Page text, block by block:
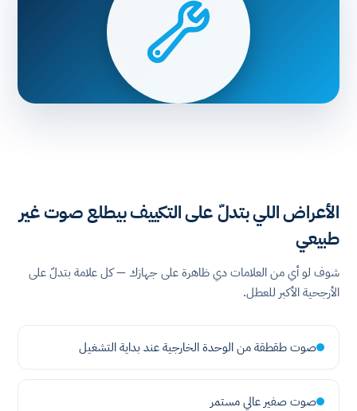
الأعراض اللي بتدلّ على التكييف بيطلع صوت غير
طبيعي
شوف لو أي من العلامات دي ظاهرة على جهازك — كل علامة بتدلّ على
الأرجحية الأكبر للعطل.
صوت طقطقة من الوحدة الخارجية عند بداية التشغيل
صوت صفير عالي مستمر